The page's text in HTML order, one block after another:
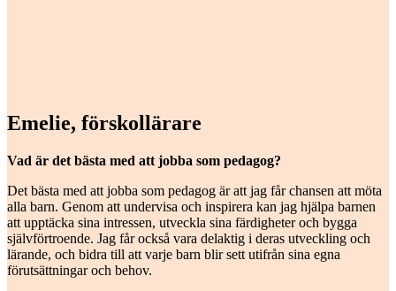
Emelie, förskollärare
Vad är det bästa med att jobba som pedagog?
Det bästa med att jobba som pedagog är att jag får chansen att möta
alla barn. Genom att undervisa och inspirera kan jag hjälpa barnen
att upptäcka sina intressen, utveckla sina färdigheter och bygga
självförtroende. Jag får också vara delaktig i deras utveckling och
lärande, och bidra till att varje barn blir sett utifrån sina egna
förutsättningar och behov.